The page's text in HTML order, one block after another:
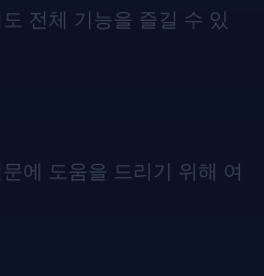
전체 기능을 즐길 수 있
에 도움을 드리기 위해 여